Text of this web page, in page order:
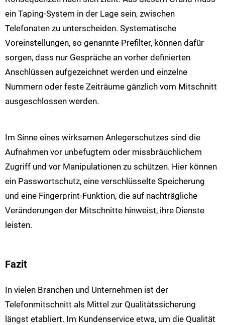
ein Taping-System in der Lage sein, zwischen
Telefonaten zu unterscheiden. Systematische
Voreinstellungen, so genannte Prefilter, können dafür
sorgen, dass nur Gespräche an vorher definierten
Anschlüssen aufgezeichnet werden und einzelne
Nummern oder feste Zeiträume gänzlich vom Mitschnitt
ausgeschlossen werden.
Im Sinne eines wirksamen Anlegerschutzes sind die
Aufnahmen vor unbefugtem oder missbräuchlichem
Zugriff und vor Manipulationen zu schützen. Hier können
ein Passwortschutz, eine verschlüsselte Speicherung
und eine Fingerprint-Funktion, die auf nachträgliche
Veränderungen der Mitschnitte hinweist, ihre Dienste
leisten.
Fazit
In vielen Branchen und Unternehmen ist der
Telefonmitschnitt als Mittel zur Qualitätssicherung
längst etabliert. Im Kundenservice etwa, um die Qualität